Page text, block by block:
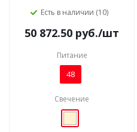
Есть в наличии (10)
50 872.50 руб./шт
Питание
48
Свечение